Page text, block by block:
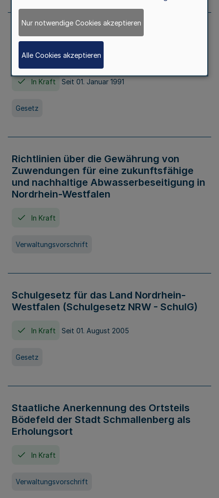
Erstes Gesetz zur Ausführung des
Kinder- und Jugendhilfegesetzes - AG -
KJHG -
In Kraft Seit 01. Januar 1991
Gesetz
Richtlinien über die Gewährung von
Zuwendungen für eine zukunftsfähige
und nachhaltige Abwasserbeseitigung in
Nordrhein-Westfalen
In Kraft
Verwaltungsvorschrift
Schulgesetz für das Land Nordrhein-
Westfalen (Schulgesetz NRW - SchulG)
In Kraft Seit 01. August 2005
Gesetz
Staatliche Anerkennung des Ortsteils
Bödefeld der Stadt Schmallenberg als
Erholungsort
In Kraft
Verwaltungsvorschrift
Nur notwendige Cookies akzeptieren
Alle Cookies akzeptieren